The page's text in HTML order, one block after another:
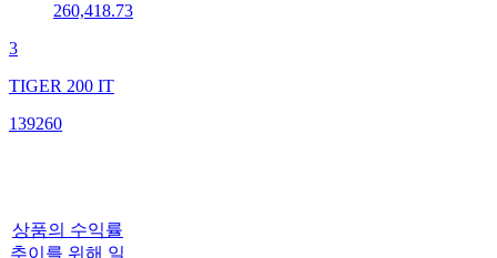
260,418.73
3
TIGER 200 IT
139260
상품의 수익률
추이를 위해 일